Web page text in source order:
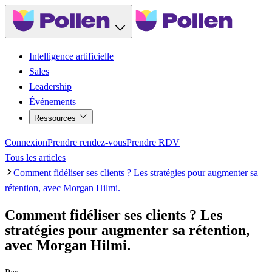
Intelligence artificielle
Sales
Leadership
Événements
Ressources
ConnexionPrendre rendez-vousPrendre RDV
Tous les articles
Comment fidéliser ses clients ? Les stratégies pour augmenter sa
rétention, avec Morgan Hilmi.
Comment fidéliser ses clients ? Les
stratégies pour augmenter sa rétention,
avec Morgan Hilmi.